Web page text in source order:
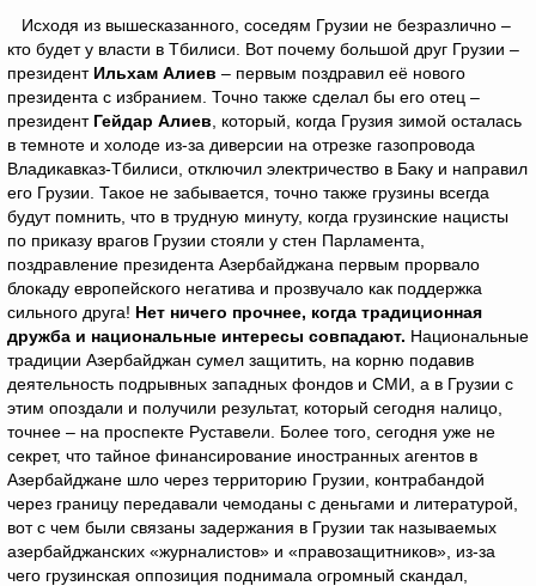
Исходя из вышесказанного, соседям Грузии не безразлично –
кто будет у власти в Тбилиси. Вот почему большой друг Грузии –
президент Ильхам Алиев – первым поздравил её нового
президента с избранием. Точно также сделал бы его отец –
президент Гейдар Алиев , который, когда Грузия зимой осталась
в темноте и холоде из-за диверсии на отрезке газопровода
Владикавказ-Тбилиси, отключил электричество в Баку и направил
его Грузии. Такое не забывается, точно также грузины всегда
будут помнить, что в трудную минуту, когда грузинские нацисты
по приказу врагов Грузии стояли у стен Парламента,
поздравление президента Азербайджана первым прорвало
блокаду европейского негатива и прозвучало как поддержка
сильного друга! Нет ничего прочнее, когда традиционная
дружба и национальные интересы совпадают. Национальные
традиции Азербайджан сумел защитить, на корню подавив
деятельность подрывных западных фондов и СМИ, а в Грузии с
этим опоздали и получили результат, который сегодня налицо,
точнее – на проспекте Руставели. Более того, сегодня уже не
секрет, что тайное финансирование иностранных агентов в
Азербайджане шло через территорию Грузии, контрабандой
через границу передавали чемоданы с деньгами и литературой,
вот с чем были связаны задержания в Грузии так называемых
азербайджанских «журналистов» и «правозащитников», из-за
чего грузинская оппозиция поднимала огромный скандал,